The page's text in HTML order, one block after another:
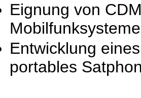
Eignung von
Mobilfunksysteme
Entwicklung
portables